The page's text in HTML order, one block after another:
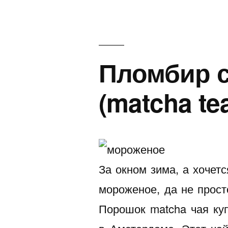
Пломбир
(matcha
За окном зима, а
мороженое, да не
Порошок matcha чая